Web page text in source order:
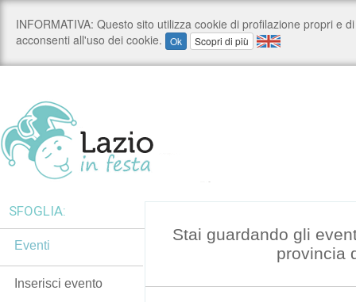
Stai guardando gli
provincia
SFOGLIA:
Eventi
Inserisci evento